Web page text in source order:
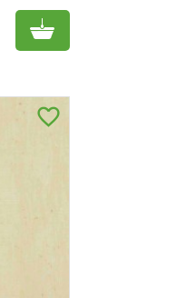
Add to cart
favorite_border